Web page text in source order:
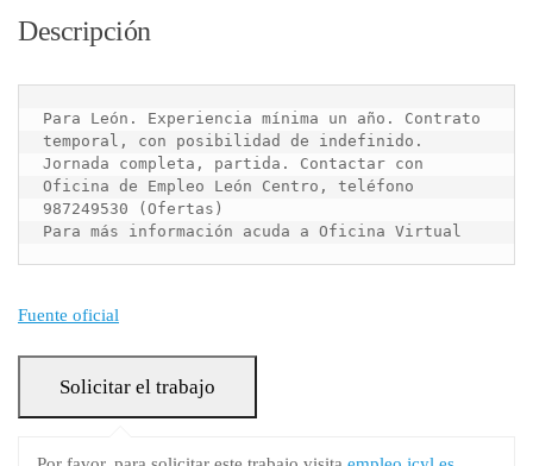
Descripción
Para León. Experiencia mínima un año. Contrato
temporal, con posibilidad de indefinido.
Jornada completa, partida. Contactar con
Oficina de Empleo León Centro, teléfono
987249530 (Ofertas)
Para más información acuda a Oficina Virtual
Fuente oficial